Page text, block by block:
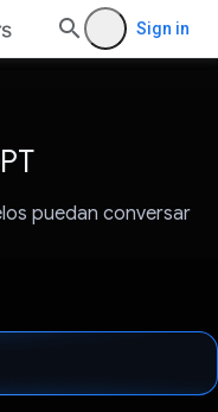
Sign in
puedan conversar